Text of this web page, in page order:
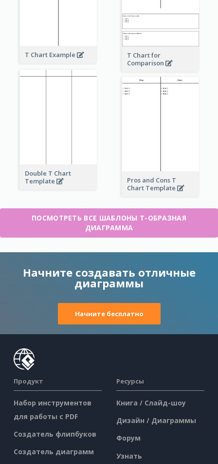
T Chart Example
T Chart for
Comparison
Double T Chart
Template
Pros and Cons T
Chart Template
ПОСМОТРЕТЬ ВСЕ ШАБЛОНЫ Т-ОБРАЗНАЯ
ДИАГРАММА
Начните создавать отличные
диаграммы
Начните бесплатно
Продукт
Набор инструментов
для работы с PDF
Создатель флипбуков
Создатель диаграмм
Ресурсы
Книга / Слайд-шоу
Дизайн / Диаграммы
Форум
Узнать